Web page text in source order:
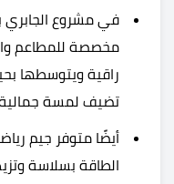
في مشروع الجابري
مخصصة للمطاعم
راقية ويتوسطها
تضيف لمسة
أيضًا متوفر جيم
الطاقة بسلاسة